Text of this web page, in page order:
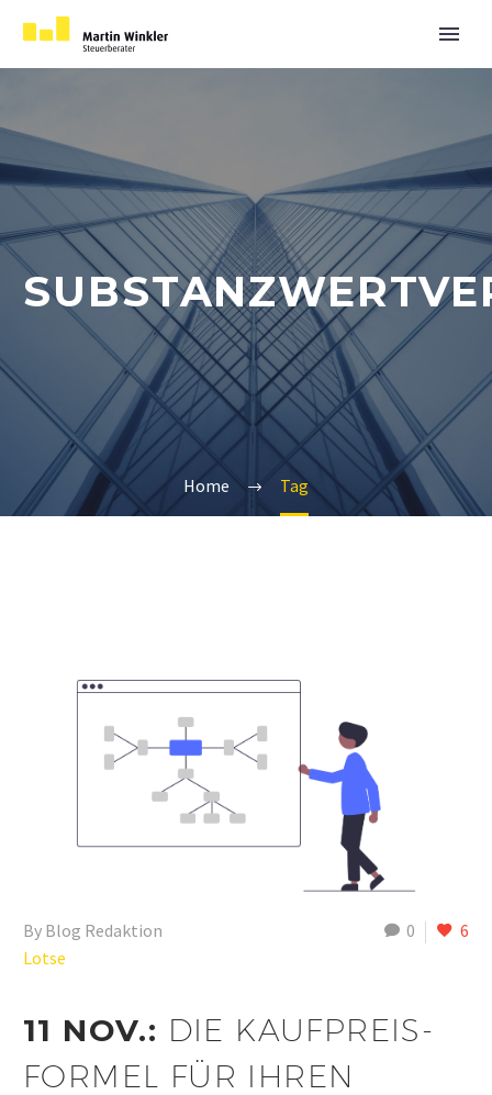
Home Tag
0 6
By Blog Redaktion
Lotse
11 NOV.: DIE KAUFPREIS-
FORMEL FÜR IHREN